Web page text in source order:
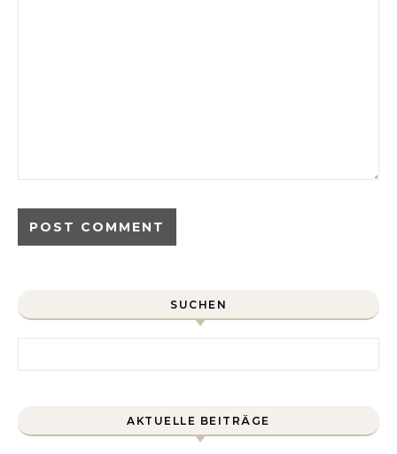
SUCHEN
AKTUELLE BEITRÄGE